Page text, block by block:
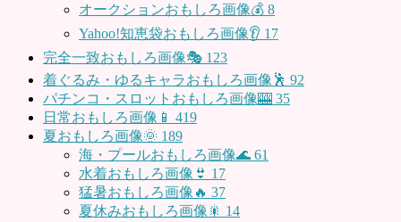
オークションおもしろ画像💰 8
Yahoo!知恵袋おもしろ画像👂 17
完全一致おもしろ画像🎭 123
着ぐるみ・ゆるキャラおもしろ画像🕺 92
パチンコ・スロットおもしろ画像🎰 35
日常おもしろ画像📱 419
夏おもしろ画像🌞 189
海・プールおもしろ画像🌊 61
水着おもしろ画像👙 17
猛暑おもしろ画像🔥 37
夏休みおもしろ画像🎇 14